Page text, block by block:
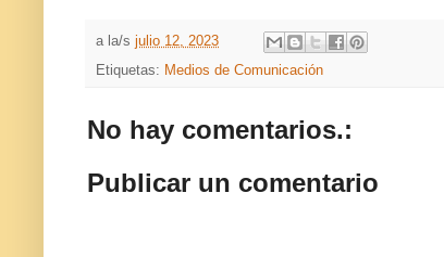
a la/s julio 12, 2023
Etiquetas: Medios de Comunicación
No hay comentarios.:
Publicar un comentario